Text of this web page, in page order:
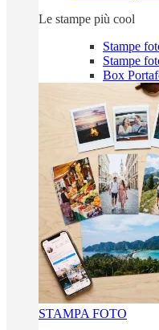
Le stampe più cool
Stampe
Stampe
Box
STAMPA FOTO